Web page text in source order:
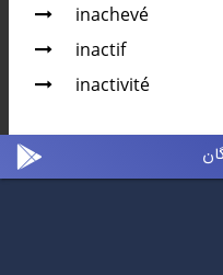
inachevé
inactif
inactivité